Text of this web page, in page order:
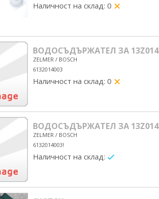
Наличност на склад: 0
ВОДОСЪДЪРЖАТЕЛ ЗА 13Z014
ZELMER / BOSCH
6132014003
Наличност на склад: 0
ВОДОСЪДЪРЖАТЕЛ ЗА 13Z014
ZELMER / BOSCH
6132014003!
Наличност на склад: